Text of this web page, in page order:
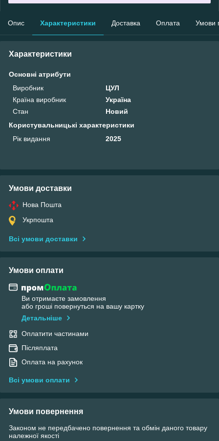
Опис Характеристики Доставка Оплата Умови
Характеристики
Основні атрибути
Виробник
ЦУЛ
Країна виробник
Україна
Стан
Новий
Користувальницькі характеристики
Рік видання
2025
Умови доставки
Нова Пошта
Укрпошта
Всі умови доставки
Умови оплати
Ви отримаєте замовлення
або гроші повернуться на вашу картку
Детальніше
Оплатити частинами
Післяплата
Оплата на рахунок
Всі умови оплати
Умови повернення
Законом не передбачено повернення та обмін даного товару
належної якості